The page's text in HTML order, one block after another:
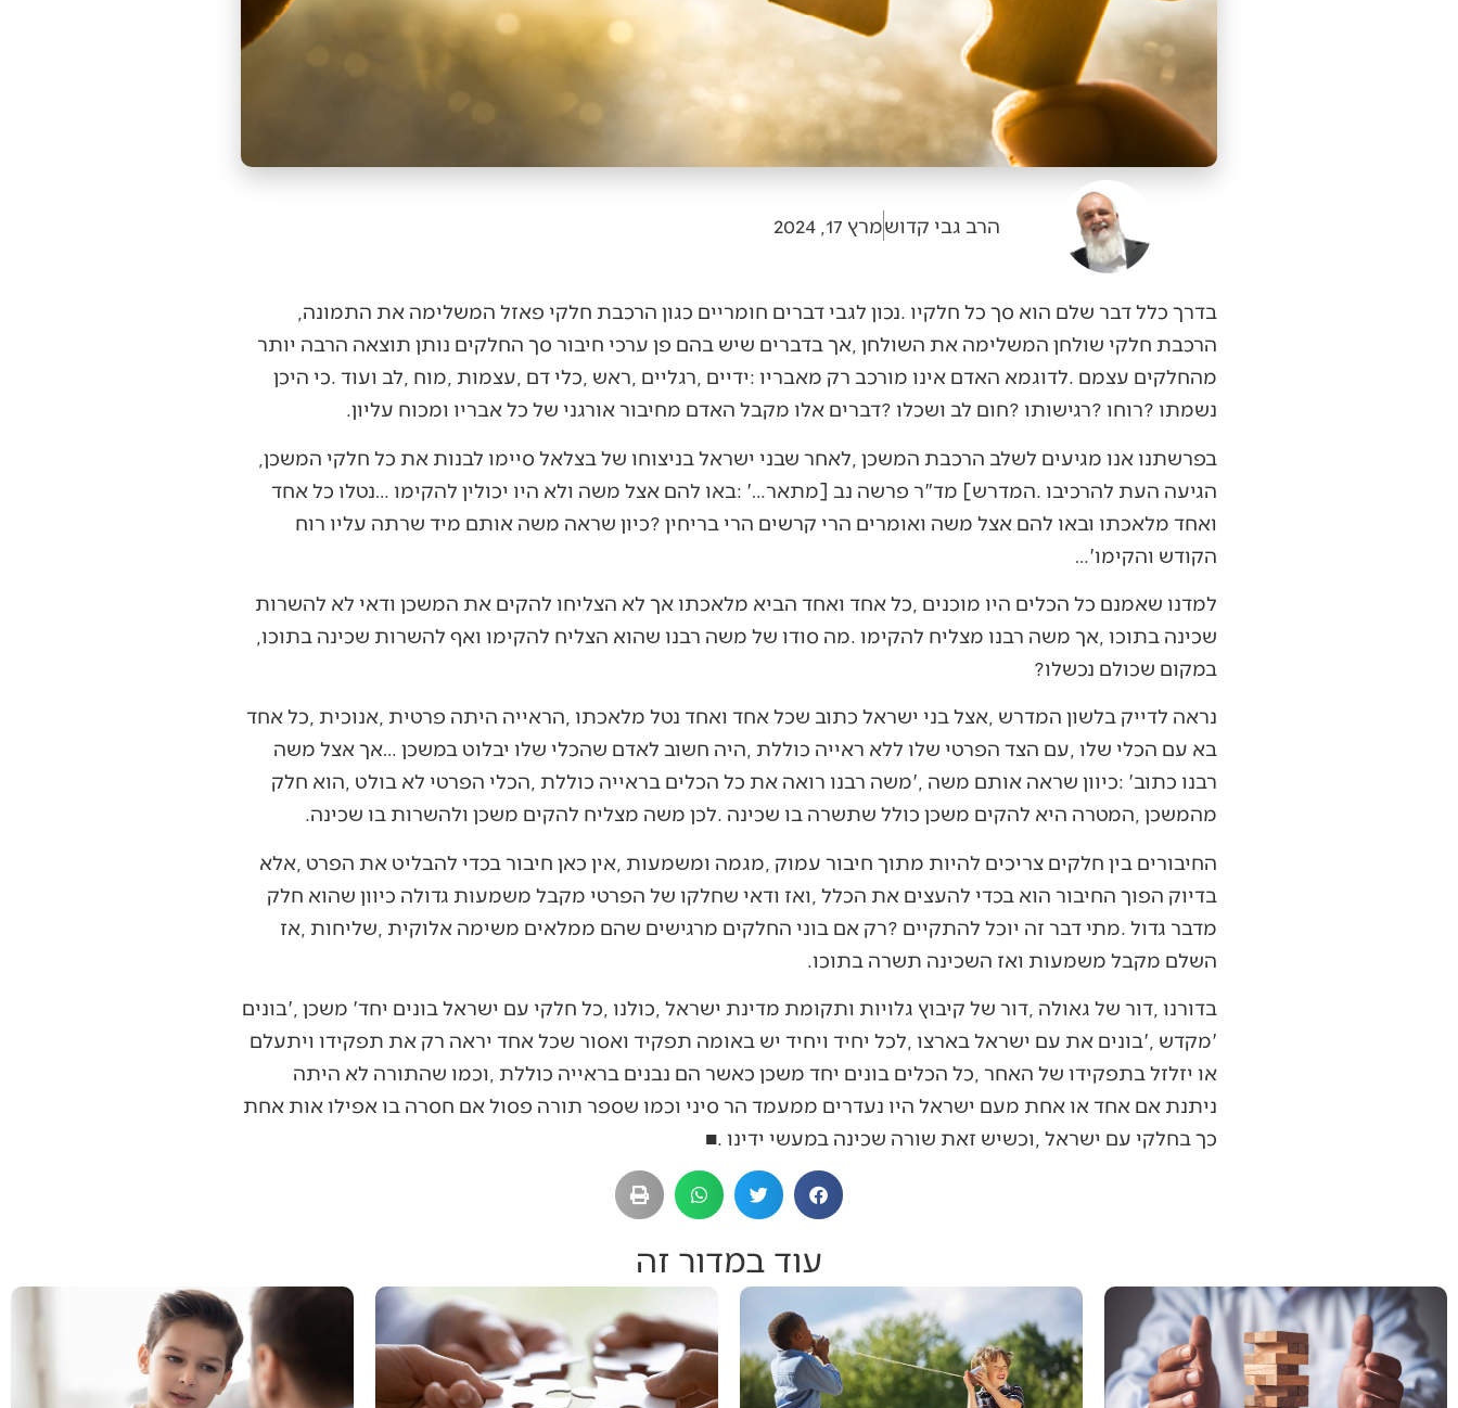
הרב גבי קדושמרץ 17, 2024
‬נשמתו‭? ‬רוחו‭? ‬רגישותו‭? ‬חום‭ ‬לב‭ ‬ושכלו‭? ‬דברים‭ ‬אלו‭ ‬מקבל‭ ‬האדם‭ ‬מחיבור‭ ‬אורגני‭ ‬של‭ ‬כל‭ ‬אבריו‭ ‬ומכוח‭ ‬עליון‭.‬
‬הקודש‭ ‬והקימו‭…‬‮'‬
‬במקום‭ ‬שכולם‭ ‬נכשלו‭?‬
‬מהמשכן‭, ‬המטרה‭ ‬היא‭ ‬להקים‭ ‬משכן‭ ‬כולל‭ ‬שתשרה‭ ‬בו‭ ‬שכינה‭. ‬לכן‭ ‬משה‭ ‬מצליח‭ ‬להקים‭ ‬משכן‭ ‬ולהשרות‭ ‬בו‭ ‬שכינה‭.‬
‬השלם‭ ‬מקבל‭ ‬משמעות‭ ‬ואז‭ ‬השכינה‭ ‬תשרה‭ ‬בתוכו‭.‬
‬כך‭ ‬בחלקי‭ ‬עם‭ ‬ישראל‭, ‬וכשיש‭ ‬זאת‭ ‬שורה‭ ‬שכינה‭ ‬במעשי‭ ‬ידינו‭. ‬■
עוד במדור זה